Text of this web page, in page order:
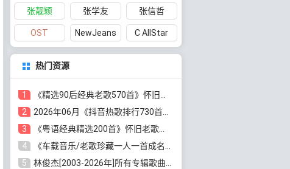
张靓颖 张学友 张信哲
OST NewJeans C AllStar
热门资源
1
《精选90后经典老歌570首》怀旧歌曲合集[高品质MP3/320K/5.44GB]百度云网盘下载
2
2026年06月《抖音热歌排行730首》最火热门歌曲整理[高品质MP3/320K/5.35GB]百度云网盘下载
3
《粤语经典精选200首》怀旧老歌大全[无损FLAC/MP3/6.77GB]百度云网盘下载
4
《车载音乐/老歌珍藏一人一首成名曲12CD》[无损WAV分轨+MP3/6.79GB]百度云网盘下载
5
林俊杰[2003-2026年]所有专辑歌曲全集[无损FLAC/MP3/13.05GB]百度云网盘下载